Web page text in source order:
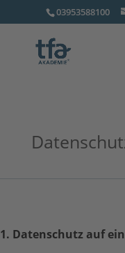
03953588100
1. Datenschutz auf